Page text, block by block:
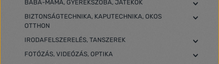
BABA-MAMA, GYEREKSZOBA, JÁTÉKOK
BIZTONSÁGTECHNIKA, KAPUTECHNIKA, OKOS
OTTHON
IRODAFELSZERELÉS, TANSZEREK
FOTÓZÁS, VIDEÓZÁS, OPTIKA